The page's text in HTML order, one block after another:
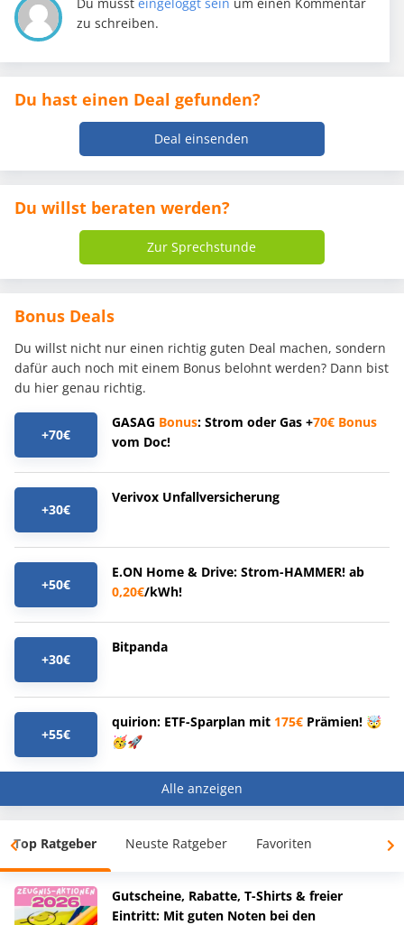
zu schreiben.
Du hast einen Deal gefunden?
Deal einsenden
Du willst beraten werden?
Zur Sprechstunde
Bonus Deals
Du willst nicht nur einen richtig guten Deal machen, sondern
dafür auch noch mit einem Bonus belohnt werden? Dann bist
du hier genau richtig.
+70€
GASAG Bonus: Strom oder Gas +70€ Bonus
vom Doc!
+30€
Verivox Unfallversicherung
+50€
E.ON Home & Drive: Strom-HAMMER! ab
0,20€/kWh!
+30€
Bitpanda
+55€
quirion: ETF-Sparplan mit 175€ Prämien! 🤯
🥳🚀
Alle anzeigen
Top Ratgeber Neuste Ratgeber Favoriten
Gutscheine, Rabatte, T-Shirts & freier
Eintritt: Mit guten Noten bei den